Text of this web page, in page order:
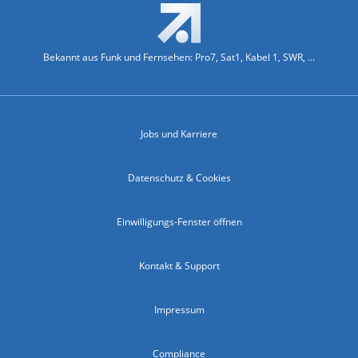
Bekannt aus Funk und Fernsehen: Pro7, Sat1, Kabel 1, SWR, ...
Jobs und Karriere
Datenschutz & Cookies
Einwilligungs-Fenster öffnen
Kontakt & Support
Impressum
Compliance